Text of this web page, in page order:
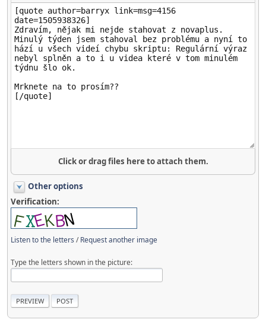
Click or drag files here to attach them.
Other options
Verification:
Listen to the letters /Request another image
Type the letters shown in the picture: